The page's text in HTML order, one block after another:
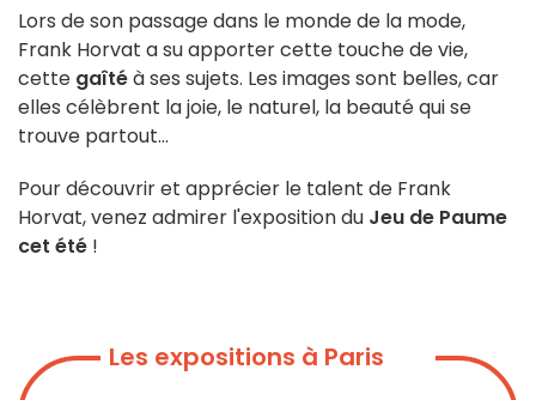
Lors de son passage dans le monde de la mode,
Frank Horvat a su apporter cette touche de vie,
cette gaîtéà ses sujets. Les images sont belles, car
elles célèbrent la joie, le naturel, la beauté qui se
trouve partout...
Pour découvrir et apprécier le talent de Frank
Horvat, venez admirer l'exposition du Jeu de Paume
cet été !
Les expositions à Paris